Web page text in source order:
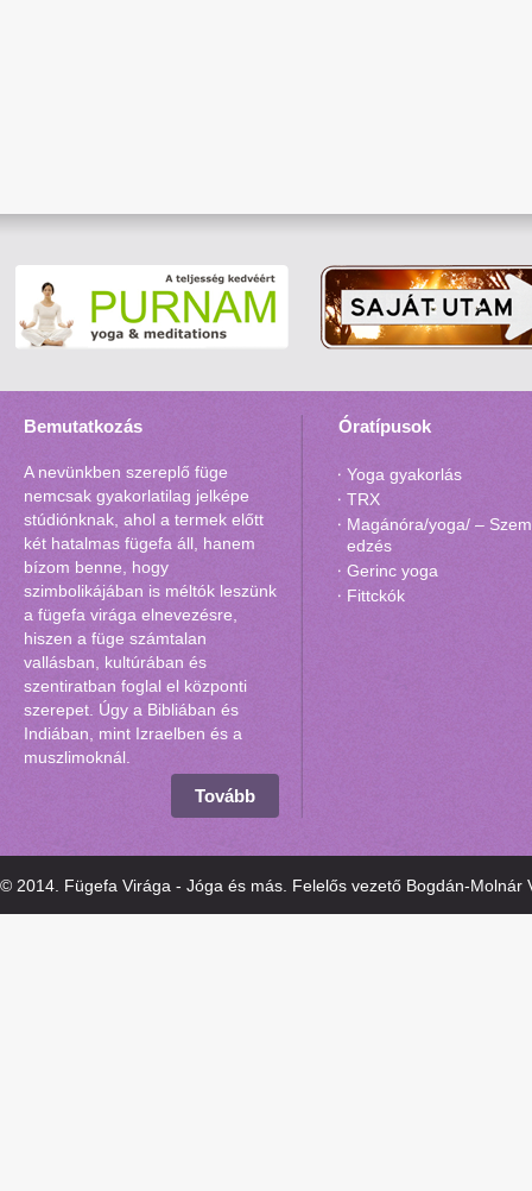
Bemutatkozás
A nevünkben szereplő füge
nemcsak gyakorlatilag jelképe
stúdiónknak, ahol a termek előtt
két hatalmas fügefa áll, hanem
bízom benne, hogy
szimbolikájában is méltók leszünk
a fügefa virága elnevezésre,
hiszen a füge számtalan
vallásban, kultúrában és
szentiratban foglal el központi
szerepet. Úgy a Bibliában és
Indiában, mint Izraelben és a
muszlimoknál.
Tovább
Óratípusok
Yoga gyakorlás
TRX
Magánóra/yoga/ –
edzés
Gerinc yoga
Fittckók
© 2014. Fügefa Virága - Jóga és más. Felelős vezető Bogdán-